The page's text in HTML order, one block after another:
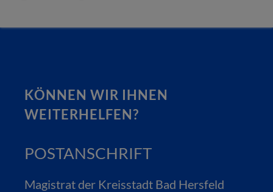
KÖNNEN WIR IHNEN
WEITERHELFEN?
POSTANSCHRIFT
Magistrat der Kreisstadt Bad Hersfeld